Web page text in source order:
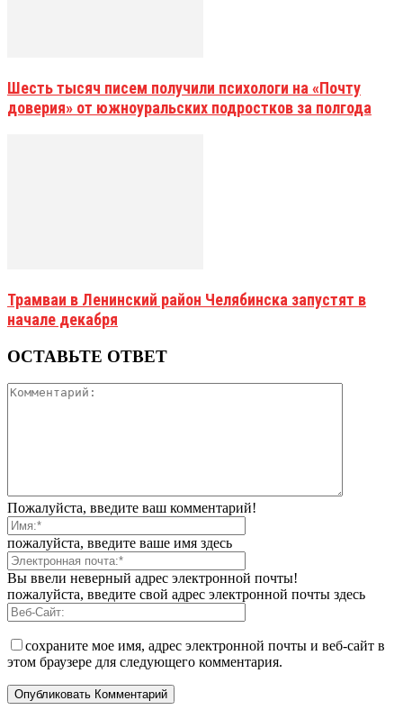
Шесть тысяч писем получили психологи на «Почту
доверия» от южноуральских подростков за полгода
Трамваи в Ленинский район Челябинска запустят в
начале декабря
ОСТАВЬТЕ ОТВЕТ
Пожалуйста, введите ваш комментарий!
пожалуйста, введите ваше имя здесь
Вы ввели неверный адрес электронной почты!
пожалуйста, введите свой адрес электронной почты здесь
сохраните мое имя, адрес электронной почты и веб-сайт в
этом браузере для следующего комментария.